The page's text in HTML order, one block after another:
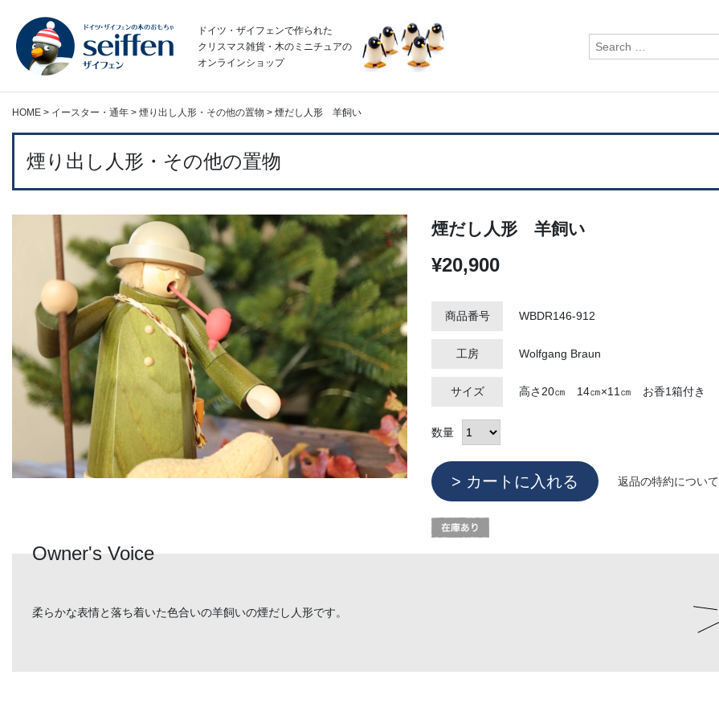
ドイツ・ザイフェンで作られた
クリスマス雑貨・木のミニチュアの
オンラインショップ
検
索:
HOME > イースター・通年 > 煙り出し人形・その他の置物 > 煙だし人形 羊飼い
煙り出し人形・その他の置物
煙だし人形 羊飼い
¥20,900
商品番号 WBDR146-912
工房 Wolfgang Braun
サイズ 高さ20㎝ 14㎝×11㎝ お香1箱付き
数量
返品の特約について
Owner's Voice
柔らかな表情と落ち着いた色合いの羊飼いの煙だし人形です。